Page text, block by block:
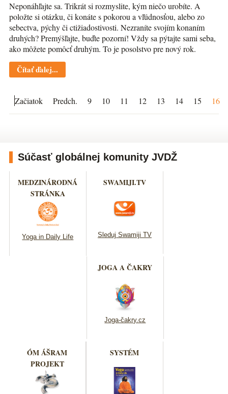
Neponáhľajte sa. Trikrát si rozmyslite, kým niečo urobíte. A
položte si otázku, či konáte s pokorou a vľúdnosťou, alebo zo
sebectva, pýchy či ctižiadostivosti. Nezraníte svojím konaním
druhých? Premýšľajte, buďte pozorní! Vždy sa pýtajte sami seba,
ako môžete pomôcť druhým. To je posolstvo pre nový rok.
Čítať ďalej...
Začiatok Predch. 9 10 11 12 13 14 15 16
Súčasť globálnej komunity JVDŽ
MEDZINÁRODNÁ
STRÁNKA
Yoga in Daily Life
SWAMIJI.TV
Sleduj Swamiji TV
JOGA A ČAKRY
Joga-čakry.cz
ÓM ÁŠRAM
PROJEKT
SYSTÉM